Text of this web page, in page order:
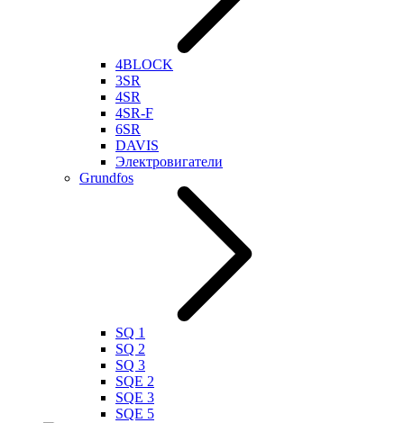
4BLOCK
3SR
4SR
4SR-F
6SR
DAVIS
Электровигатели
Grundfos
SQ 1
SQ 2
SQ 3
SQE 2
SQE 3
SQE 5